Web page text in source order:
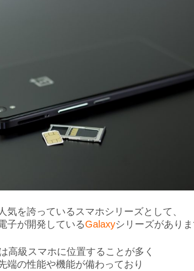
気を誇っているスマホシリーズとして、
子が開発しているGalaxyシリーズがあり
高級スマホに位置することが多く
端の性能や機能が備わっており